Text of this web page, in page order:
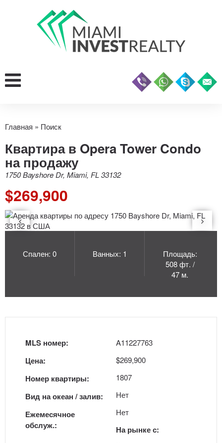
Главная » Поиск
Квартира в Opera Tower Condo
на продажу
1750 Bayshore Dr, Miami, FL 33132
$269,900
Спален: 0 Ванных: 1
Площадь:
508 фт. /
47 м.
MLS номер:
Цена:
Номер квартиры:
Вид на океан / залив:
Ежемесячное
обслуж.:
A11227763
$269,900
1807
Нет
Нет
На рынке с: